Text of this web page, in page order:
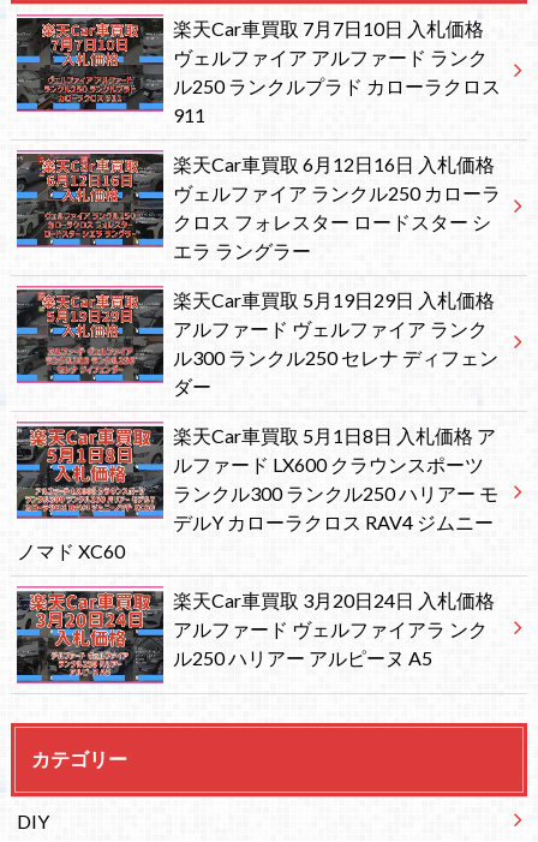
楽天Car車買取 7月7日10日 入札価格
ヴェルファイア アルファード ランク
ル250 ランクルプラド カローラクロス
911
楽天Car車買取 6月12日16日 入札価格
ヴェルファイア ランクル250 カローラ
クロス フォレスター ロードスター シ
エラ ラングラー
楽天Car車買取 5月19日29日 入札価格
アルファード ヴェルファイア ランク
ル300 ランクル250 セレナ ディフェン
ダー
楽天Car車買取 5月1日8日 入札価格 ア
ルファード LX600 クラウンスポーツ
ランクル300 ランクル250 ハリアー モ
デルY カローラクロス RAV4 ジムニー
ノマド XC60
楽天Car車買取 3月20日24日 入札価格
アルファード ヴェルファイアラ ンク
ル250 ハリアー アルピーヌ A5
カテゴリー
DIY